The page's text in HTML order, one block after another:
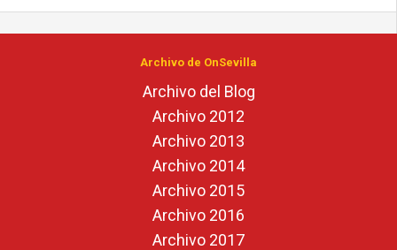
Archivo de OnSevilla
Archivo del Blog
Archivo 2012
Archivo 2013
Archivo 2014
Archivo 2015
Archivo 2016
Archivo 2017